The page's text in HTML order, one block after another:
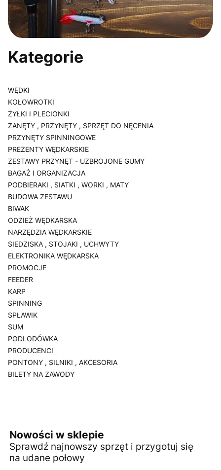
Kategorie
WĘDKI
KOŁOWROTKI
ŻYŁKI I PLECIONKI
ZANĘTY , PRZYNĘTY , SPRZĘT DO NĘCENIA
PRZYNĘTY SPINNINGOWE
PREZENTY WĘDKARSKIE
ZESTAWY PRZYNĘT - UZBROJONE GUMY
BAGAŻ I ORGANIZACJA
PODBIERAKI , SIATKI , WORKI , MATY
BUDOWA ZESTAWU
BIWAK
ODZIEŻ WĘDKARSKA
NARZĘDZIA WĘDKARSKIE
SIEDZISKA , STOJAKI , UCHWYTY
ELEKTRONIKA WĘDKARSKA
PROMOCJE
FEEDER
KARP
SPINNING
SPŁAWIK
SUM
PODLODÓWKA
PRODUCENCI
PONTONY , SILNIKI , AKCESORIA
BILETY NA ZAWODY
Nowości w sklepie
Sprawdź najnowszy sprzęt i przygotuj się
na udane połowy